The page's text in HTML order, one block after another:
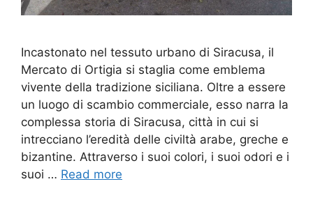
Incastonato nel tessuto urbano di Siracusa, il
Mercato di Ortigia si staglia come emblema
vivente della tradizione siciliana. Oltre a essere
un luogo di scambio commerciale, esso narra la
complessa storia di Siracusa, città in cui si
intrecciano l’eredità delle civiltà arabe, greche e
bizantine. Attraverso i suoi colori, i suoi odori e i
suoi … Read more